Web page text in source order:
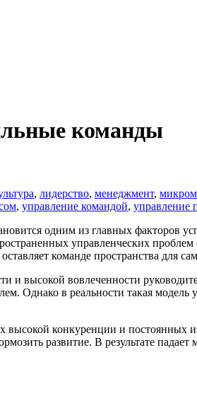
команды
, лидерство, менеджмент,
, управление командой, управление
одним из главных факторов
управленческих
команде пространства для
и высокой вовлеченности
Однако в реальности такая
конкуренции и постоянных
развитие. В результате падает